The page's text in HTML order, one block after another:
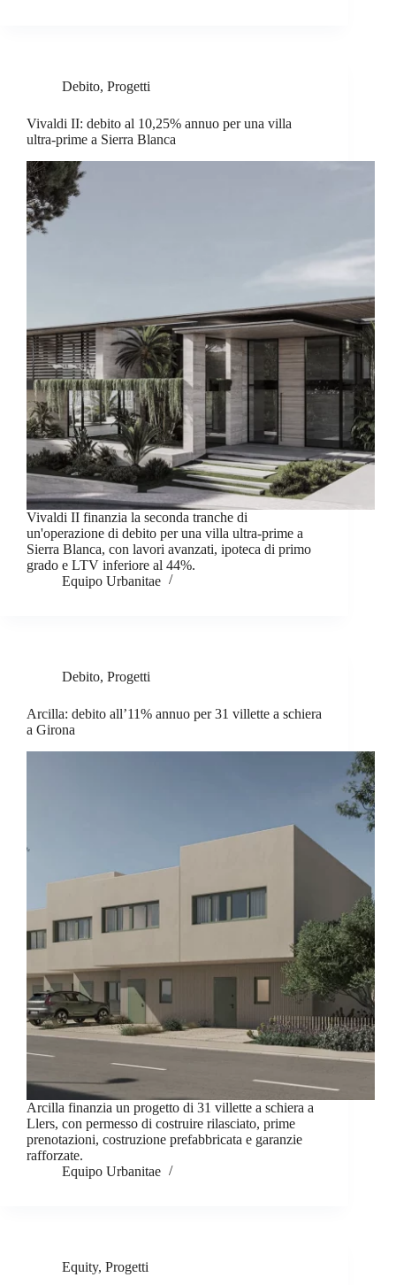
Debito, Progetti
Vivaldi II: debito al 10,25% annuo per una villa
ultra-prime a Sierra Blanca
Vivaldi II finanzia la seconda tranche di
un'operazione di debito per una villa ultra-prime a
Sierra Blanca, con lavori avanzati, ipoteca di primo
grado e LTV inferiore al 44%.
Equipo Urbanitae
Debito, Progetti
Arcilla: debito all’11% annuo per 31 villette a schiera
a Girona
Arcilla finanzia un progetto di 31 villette a schiera a
Llers, con permesso di costruire rilasciato, prime
prenotazioni, costruzione prefabbricata e garanzie
rafforzate.
Equipo Urbanitae
Equity, Progetti